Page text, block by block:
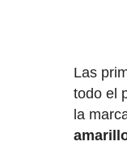
Las
todo el
la